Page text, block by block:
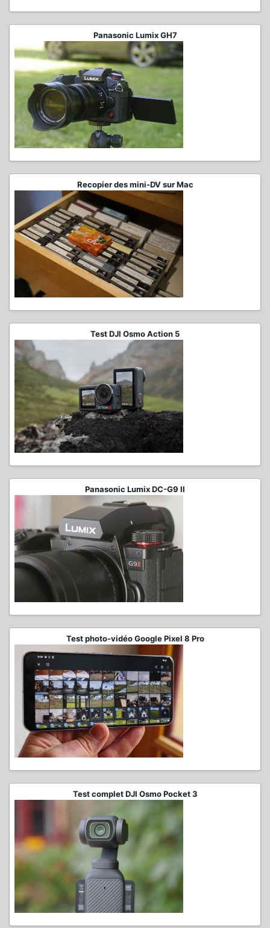
Panasonic Lumix GH7
Recopier des mini-DV sur Mac
Test DJI Osmo Action 5
Panasonic Lumix DC-G9 II
Test photo-vidéo Google Pixel 8 Pro
Test complet DJI Osmo Pocket 3